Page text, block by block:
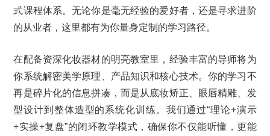
式课程体系。无论你是毫无经验的爱好者，还是寻求进阶
的从业者，这里都有为你量身定制的学习路径。
在配备资深化妆器材的明亮教室里，经验丰富的导师将为
你系统解密美学原理、产品知识和核心技术。你的学习不
再是碎片化的信息拼凑，而是从底妆矫正、眼唇精雕、发
型设计到整体造型的系统化训练。我们通过“理论+演示
+实操+复盘”的闭环教学模式，确保你不仅能听懂，更能